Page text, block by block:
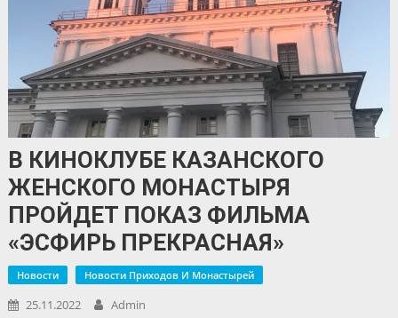
В КИНОКЛУБЕ КАЗАНСКОГО
ЖЕНСКОГО МОНАСТЫРЯ
ПРОЙДЕТ ПОКАЗ ФИЛЬМА
«ЭСФИРЬ ПРЕКРАСНАЯ»
Новости Новости Приходов И Монастырей
25.11.2022 Admin